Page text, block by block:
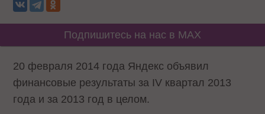
Подпишитесь на нас в MAX
20 февраля 2014 года Яндекс объявил
финансовые результаты за IV квартал 2013
года и за 2013 год в целом.